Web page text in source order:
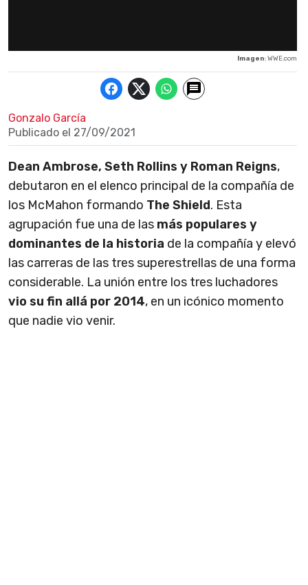
Imagen: WWE.com
Gonzalo García
Publicado el 27/09/2021
Dean Ambrose, Seth Rollins y Roman Reigns,
debutaron en el elenco principal de la compañía de
los McMahon formando The Shield. Esta
agrupación fue una de las más populares y
dominantes de la historia de la compañía y elevó
las carreras de las tres superestrellas de una forma
considerable. La unión entre los tres luchadores
vio su fin allá por 2014, en un icónico momento
que nadie vio venir.